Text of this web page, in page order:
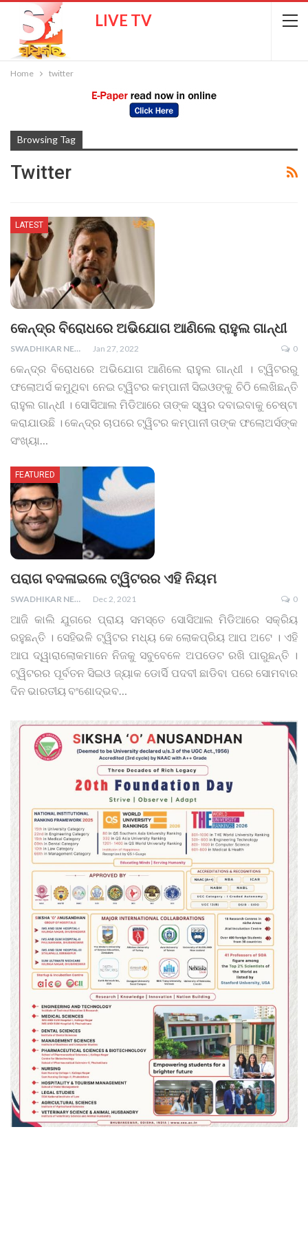
LIVE TV
Home twitter
Browsing Tag
Twitter
LATEST
କେନ୍ଦ୍ର ବିରୋଧରେ ଅଭିଯୋଗ ଆଣିଲେ ରାହୁଲ ଗାନ୍ଧୀ
SWADHIKAR NEWS Jan 27, 2022 0
କେନ୍ଦ୍ର ବିରୋଧରେ ଅଭିଯୋଗ ଆଣିଲେ ରାହୁଲ ଗାନ୍ଧୀ । ଟ୍ୱିଟରରୁ
ଫଲୋଅର୍ସ କମୁଥିବା ନେଇ ଟ୍ୱିଟର କମ୍ପାନୀ ସିଇଓଙ୍କୁ ଚିଠି ଲେଖିଛନ୍ତି
ରାହୁଲ ଗାନ୍ଧୀ । ସୋସିଆଲ ମିଡିଆରେ ତାଙ୍କ ସ୍ୱର ଦବାଇବାକୁ ଚେଷ୍ଟା
କରାଯାଉଛି । କେନ୍ଦ୍ର ଚାପରେ ଟ୍ୱିଟର କମ୍ପାନୀ ତାଙ୍କ ଫଲୋଅର୍ସଙ୍କ
ସଂଖ୍ୟା…
FEATURED
ପରାଗ ବଦଳାଇଲେ ଟ୍ୱିଟରର ଏହି ନିୟମ
SWADHIKAR NEWS Dec 2, 2021 0
ଆଜି କାଲି ଯୁଗରେ ପ୍ରାୟ ସମସ୍ତେ ସୋସିଆଲ ମିଡିଆରେ ସକ୍ରିୟ
ରହୁଛନ୍ତି । ସେହିଭଳି ଟ୍ୱିଟର ମଧ୍ୟ କେ ଲୋକପ୍ରିୟ ଆପ ଅଟେ । ଏହି
ଆପ ଦ୍ୱାରାଲୋକମାନେ ନିଜକୁ ସବୁବେଳେ ଅପଡେଟ ରଖି ପାରୁଛନ୍ତି ।
ଟ୍ୱିଟରର ପୂର୍ବତନ ସିଇଓ ଜ୍ୟାକ ଡୋର୍ସି ପଦବୀ ଛାଡିବା ପରେ ସୋମବାର
ଦିନ ଭାରତୀୟ ବଂଶୋଦ୍ଭବ